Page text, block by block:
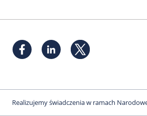
Realizujemy świadczenia w ramach